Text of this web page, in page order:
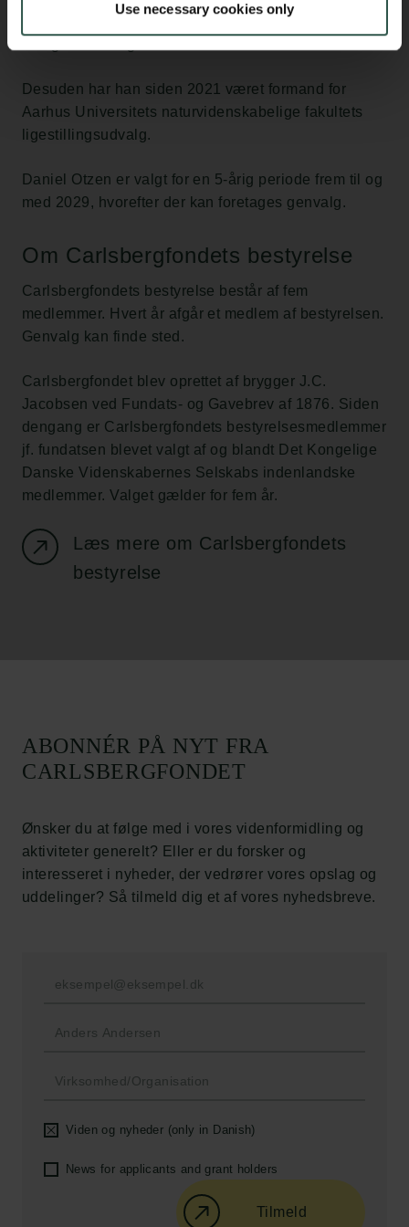
Use necessary cookies only
for Naturvidenskab. Han har således medvirket i
Desuden har han siden 2021 været formand for
Aarhus Universitets naturvidenskabelige fakultets
ligestillingsudvalg.
Daniel Otzen er valgt for en 5-årig periode frem til og
med 2029, hvorefter der kan foretages genvalg.
Om Carlsbergfondets bestyrelse
Carlsbergfondets bestyrelse består af fem
medlemmer. Hvert år afgår et medlem af bestyrelsen.
Genvalg kan finde sted.
Carlsbergfondet blev oprettet af brygger J.C.
Jacobsen ved Fundats- og Gavebrev af 1876. Siden
dengang er Carlsbergfondets bestyrelsesmedlemmer
jf. fundatsen blevet valgt af og blandt Det Kongelige
Danske Videnskabernes Selskabs indenlandske
medlemmer. Valget gælder for fem år.
Læs mere om Carlsbergfondets
bestyrelse
ABONNÉR PÅ NYT FRA
CARLSBERGFONDET
Ønsker du at følge med i vores videnformidling og
aktiviteter generelt? Eller er du forsker og
interesseret i nyheder, der vedrører vores opslag og
uddelinger? Så tilmeld dig et af vores nyhedsbreve.
Viden og nyheder (only in Danish)
News for applicants and grant holders
Tilmeld
Pressekontakt
Job hos os
Carlsbergfondet
Carlsberg Group
Frederiksborg • Nationalhistorisk Museum
Ny Carlsbergfondet
Ny Carlsberg Glyptotek
1553 København V
+45 33 43 53 63
Bevillingsadministrationen: